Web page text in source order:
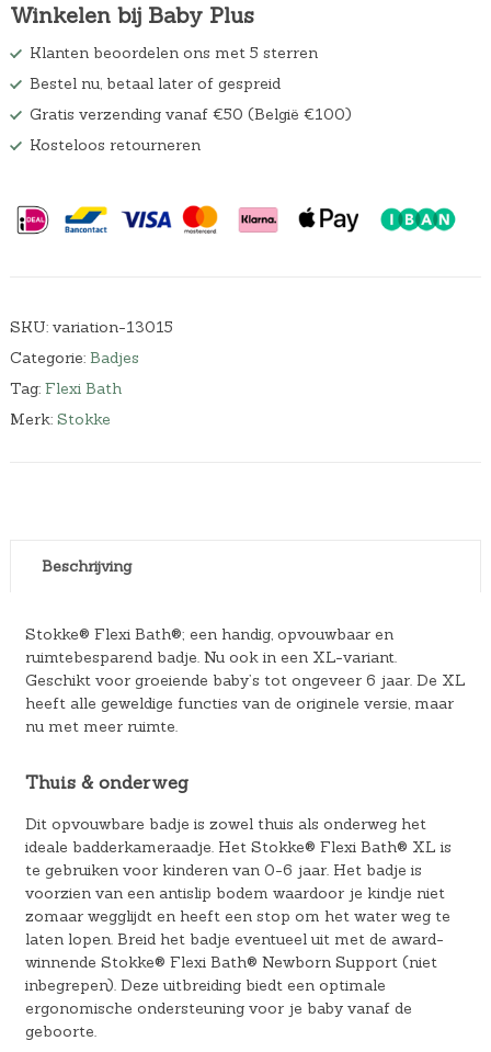
Winkelen bij Baby Plus
Klanten beoordelen ons met 5 sterren
Bestel nu, betaal later of gespreid
Gratis verzending vanaf €50 (België €100)
Kosteloos retourneren
SKU: variation-13015
Categorie: Badjes
Tag: Flexi Bath
Merk: Stokke
Beschrijving
Stokke® Flexi Bath®; een handig, opvouwbaar en
ruimtebesparend badje. Nu ook in een XL-variant.
Geschikt voor groeiende baby’s tot ongeveer 6 jaar. De XL
heeft alle geweldige functies van de originele versie, maar
nu met meer ruimte.
Thuis & onderweg
Dit opvouwbare badje is zowel thuis als onderweg het
ideale badderkameraadje. Het Stokke® Flexi Bath® XL is
te gebruiken voor kinderen van 0-6 jaar. Het badje is
voorzien van een antislip bodem waardoor je kindje niet
zomaar wegglijdt en heeft een stop om het water weg te
laten lopen. Breid het badje eventueel uit met de award-
winnende Stokke® Flexi Bath® Newborn Support (niet
inbegrepen). Deze uitbreiding biedt een optimale
ergonomische ondersteuning voor je baby vanaf de
geboorte.